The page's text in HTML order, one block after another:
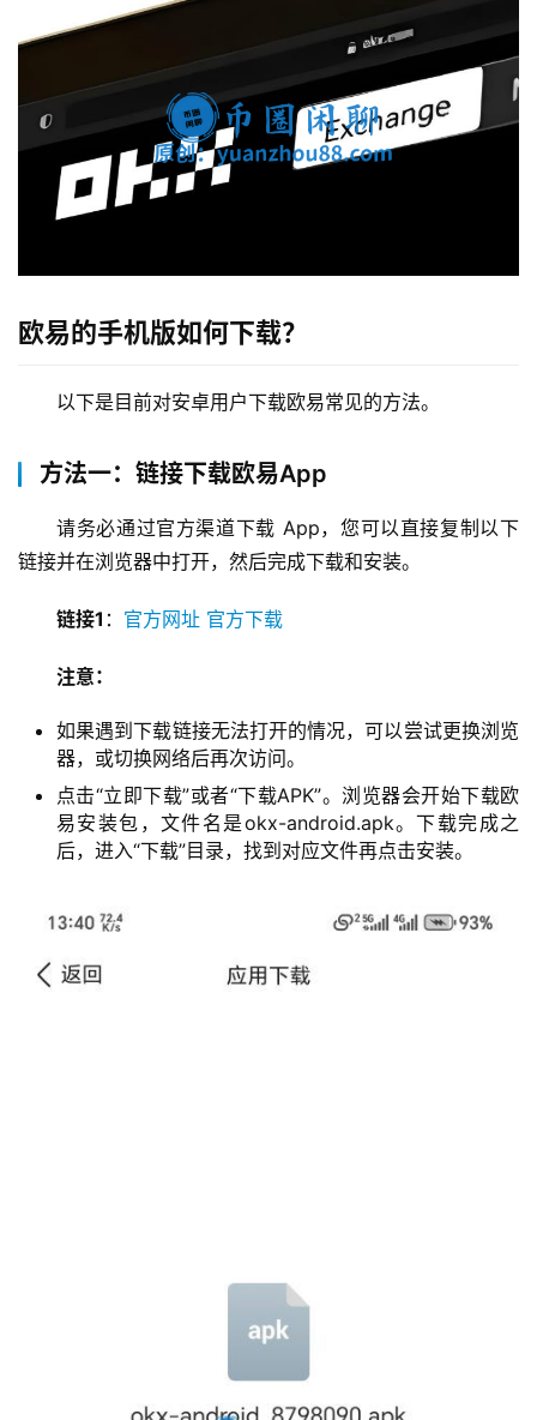
欧易的手机版如何下载？
以下是目前对安卓用户下载欧易常见的方法。
方法一：链接下载欧易App
请务必通过官方渠道下载 App，您可以直接复制以下
链接并在浏览器中打开，然后完成下载和安装。
链接1 ： 官方网址 官方下载
注意：
如果遇到下载链接无法打开的情况，可以尝试更换浏览
器，或切换网络后再次访问。
点击“立即下载”或者“下载APK”。浏览器会开始下载欧
易安装包，文件名是okx-android.apk。下载完成之
后，进入“下载”目录，找到对应文件再点击安装。